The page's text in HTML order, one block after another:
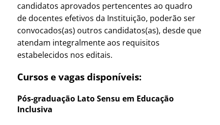
candidatos aprovados pertencentes ao quadro
de docentes efetivos da Instituição, poderão ser
convocados(as) outros candidatos(as), desde que
atendam integralmente aos requisitos
estabelecidos nos editais.
Cursos e vagas disponíveis:
Pós-graduação Lato Sensu em Educação
Inclusiva